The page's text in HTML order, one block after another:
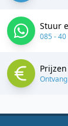
Stuur
085 -